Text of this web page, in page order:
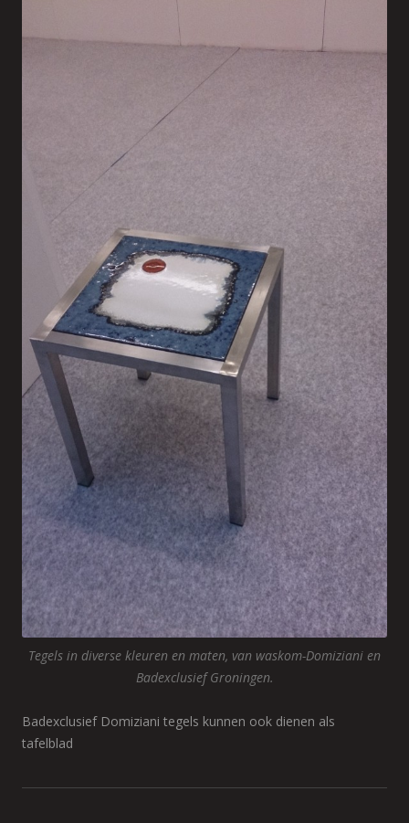
Tegels in diverse kleuren en maten, van waskom-Domiziani en
Badexclusief Groningen.
Badexclusief Domiziani tegels kunnen ook dienen als
tafelblad